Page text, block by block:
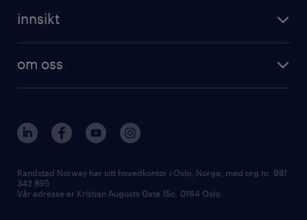
innsikt
om oss
Randstad Norway har sitt hovedkontor i Oslo, Norge, med org nr. 981
342 895
Vår adresse er Kristian Augusts Gate 15c, 0164 Oslo.